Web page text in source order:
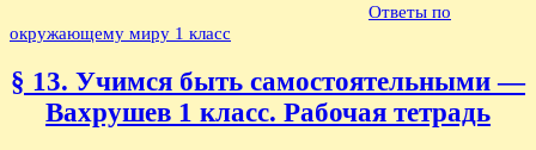
Ответы по
окружающему миру 1 класс
§ 13. Учимся быть самостоятельными —
Вахрушев 1 класс. Рабочая тетрадь